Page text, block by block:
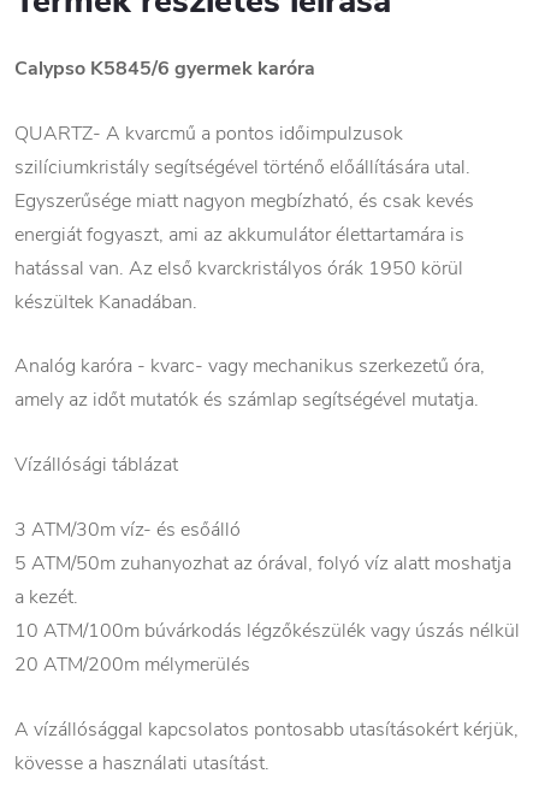
Calypso K5845/6 gyermek karóra
QUARTZ- A kvarcmű a pontos időimpulzusok
szilíciumkristály segítségével történő előállítására utal.
Egyszerűsége miatt nagyon megbízható, és csak kevés
energiát fogyaszt, ami az akkumulátor élettartamára is
hatással van. Az első kvarckristályos órák 1950 körül
készültek Kanadában.
Analóg karóra - kvarc- vagy mechanikus szerkezetű óra,
amely az időt mutatók és számlap segítségével mutatja.
Vízállósági táblázat
3 ATM/30m víz- és esőálló
5 ATM/50m zuhanyozhat az órával, folyó víz alatt moshatja
a kezét.
10 ATM/100m búvárkodás légzőkészülék vagy úszás nélkül
20 ATM/200m mélymerülés
A vízállósággal kapcsolatos pontosabb utasításokért kérjük,
kövesse a használati utasítást.